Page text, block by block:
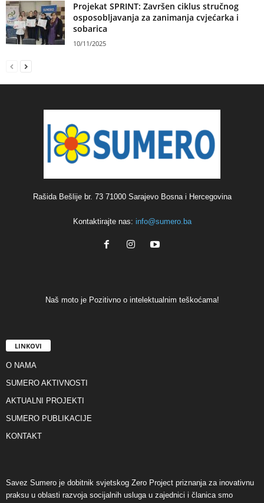
Projekat SPRINT: Završen ciklus stručnog
osposobljavanja za zanimanja cvjećarka i
sobarica
10/11/2025
Rašida Bešlije br. 73 71000 Sarajevo Bosna i Hercegovina
Kontaktirajte nas: info@sumero.ba
Naš moto je Pozitivno o intelektualnim teškoćama!
LINKOVI
O NAMA
SUMERO AKTIVNOSTI
AKTUALNI PROJEKTI
SUMERO PUBLIKACIJE
KONTAKT
Savez Sumero je dobitnik svjetskog Zero Project priznanja za inovativnu
praksu u oblasti razvoja socijalnih usluga u zajednici i članica smo